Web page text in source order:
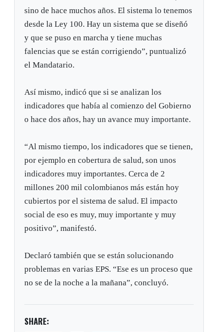
sino de hace muchos años. El sistema lo tenemos
desde la Ley 100. Hay un sistema que se diseñó
y que se puso en marcha y tiene muchas
falencias que se están corrigiendo”, puntualizó
el Mandatario.
Así mismo, indicó que si se analizan los
indicadores que había al comienzo del Gobierno
o hace dos años, hay un avance muy importante.
“Al mismo tiempo, los indicadores que se tienen,
por ejemplo en cobertura de salud, son unos
indicadores muy importantes. Cerca de 2
millones 200 mil colombianos más están hoy
cubiertos por el sistema de salud. El impacto
social de eso es muy, muy importante y muy
positivo”, manifestó.
Declaró también que se están solucionando
problemas en varias EPS. “Ese es un proceso que
no se de la noche a la mañana”, concluyó.
SHARE: